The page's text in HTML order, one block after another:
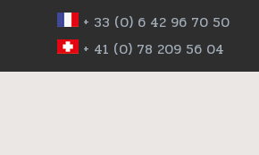
+ 33 (0) 6 42 96 70 50
+ 41 (0) 78 209 56 04